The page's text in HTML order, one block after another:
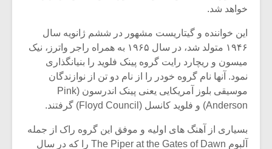
خواهد شد.
این خواننده و گیتاریست مشهور در ششم ژانویه سال
۱۹۴۶ متولد شد، در سال ۱۹۶۵ به همراه راجر واترز، نیک
میسون و ریچارد رایت گروه پینک فلوید را بنیانگذاری
نمود. آنها نام گروه خودر را از نام دو تن از نوازندگان
موسیقی بلوز آمریکایی یعنی پینک اندرسون (Pink
Anderson) و فلوید کانسل (Floyd Council) گرفتند.
بسیاری از آهنگ های اولیه و موفق این گروه راک از جمله
آلبوم The Piper at the Gates of Dawn را که در سال